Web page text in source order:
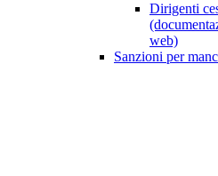
Dirigenti
web)
Sanzioni per